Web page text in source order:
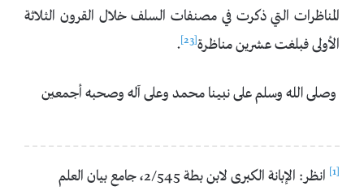
المناظرات التي ذكرت في مصنفات السلف خلال القرون الثلاثة
الأولى فبلغت عشرين مناظرة[23]
.
وصلى الله وسلم على نبينا محمد وعلى آله وصحبه أجمعين
[1]
انظر: الإبانة الكبرى لابن بطة 2/545، جامع بيان العلم